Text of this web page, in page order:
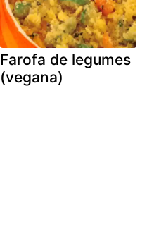
Farofa de legumes
(vegana)